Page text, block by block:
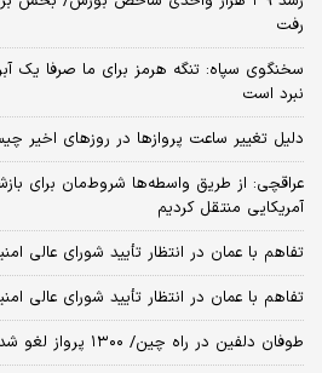
رفت
سخنگوی سپاه: تنگه هرمز برای ما صرفا یک
نبرد است
دلیل تغییر ساعت پروازها در روزهای اخیر
عراقچی: از طریق واسطه‌ها شروط‌مان برای
آمریکایی منتقل کردیم
تفاهم با عمان در انتظار تأیید شورای عالی
تفاهم با عمان در انتظار تأیید شورای عالی
طوفان دلفین در راه چین/ ۱۳۰۰ پرواز لغو شد